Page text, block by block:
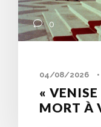
0
04/08/2026 •
«
MORT À